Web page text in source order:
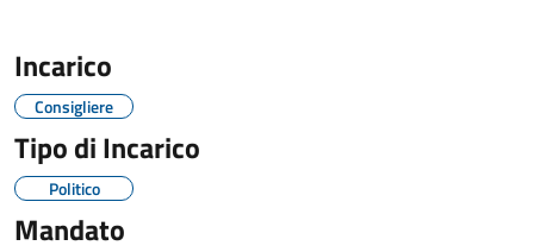
Incarico
Consigliere
Tipo di Incarico
Politico
Mandato